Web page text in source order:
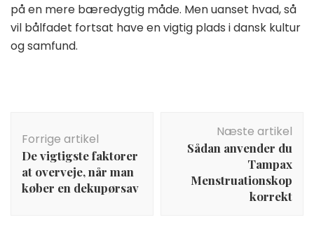
på en mere bæredygtig måde. Men uanset hvad, så
vil bålfadet fortsat have en vigtig plads i dansk kultur
og samfund.
Forrige artikel
De vigtigste faktorer
at overveje, når man
køber en dekupørsav
Næste artikel
Sådan anvender du
Tampax
Menstruationskop
korrekt